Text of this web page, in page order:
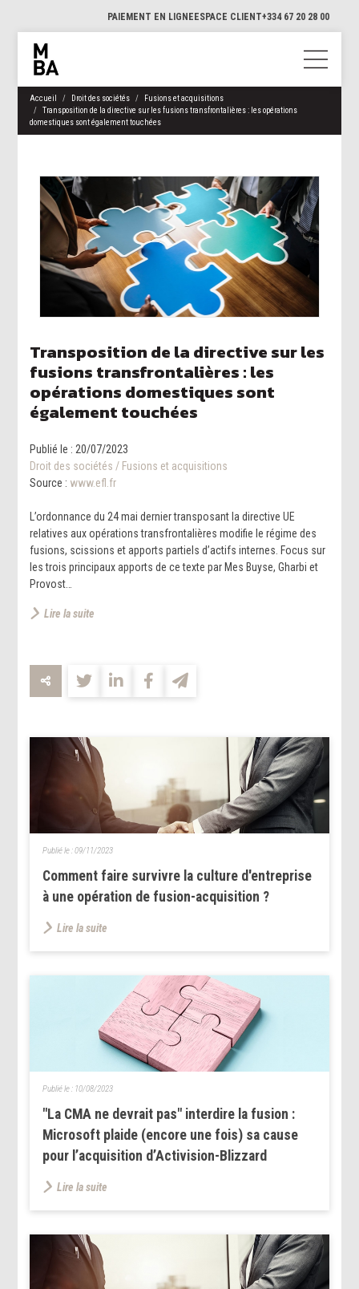
PAIEMENT EN LIGNEESPACE CLIENT+334 67 20 28 00
Accueil Droit des sociétés
Fusions et acquisitions
Transposition de la directive sur les fusions transfrontalières : les opérations
domestiques sont également touchées
Transposition de la directive sur les
fusions transfrontalières : les
opérations domestiques sont
également touchées
Publié le : 20/07/2023
Droit des sociétés / Fusions et acquisitions
Source : www.efl.fr
L’ordonnance du 24 mai dernier transposant la directive UE
relatives aux opérations transfrontalières modifie le régime des
fusions, scissions et apports partiels d’actifs internes. Focus sur
les trois principaux apports de ce texte par Mes Buyse, Gharbi et
Provost…
Lire la suite
Comment faire survivre la culture d'entreprise
à une opération de fusion-acquisition ?
Publié le :09/11/2023
Lire la suite
"La CMA ne devrait pas" interdire la fusion :
Microsoft plaide (encore une fois) sa cause
pour l’acquisition d’Activision-Blizzard
Publié le : 10/08/2023
Lire la suite